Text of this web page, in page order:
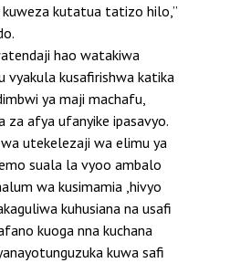
kutatua tatizo hilo,”
hao watakiwa
vyakula kusafirishwa katika
ya maji machafu,
za afya ufanyike ipasavyo.
utekelezaji wa elimu ya
suala la vyoo ambalo
wa kusimamia ,hivyo
kuhusiana na usafi
kuoga nna kuchana
kuwa safi